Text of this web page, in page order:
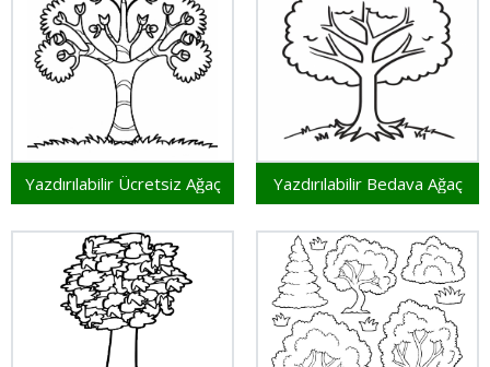
Yazdırılabilir Ücretsiz Ağaç Yazdırılabilir Bedava Ağaç